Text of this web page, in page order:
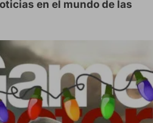
en el mundo de las